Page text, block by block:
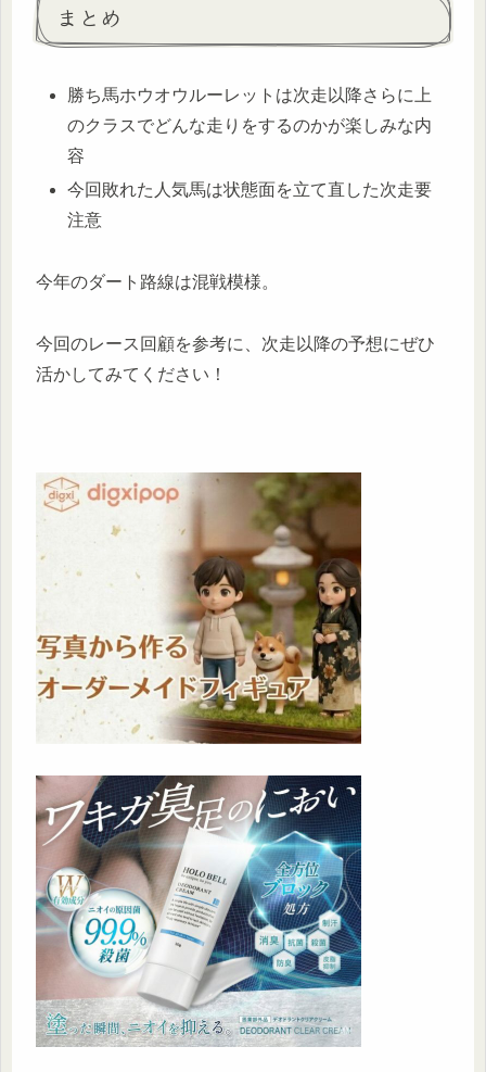
まとめ
勝ち馬ホウオウルーレットは次走以降さらに上
のクラスでどんな走りをするのかが楽しみな内
容
今回敗れた人気馬は状態面を立て直した次走要
注意
今年のダート路線は混戦模様。
今回のレース回顧を参考に、次走以降の予想にぜひ
活かしてみてください！